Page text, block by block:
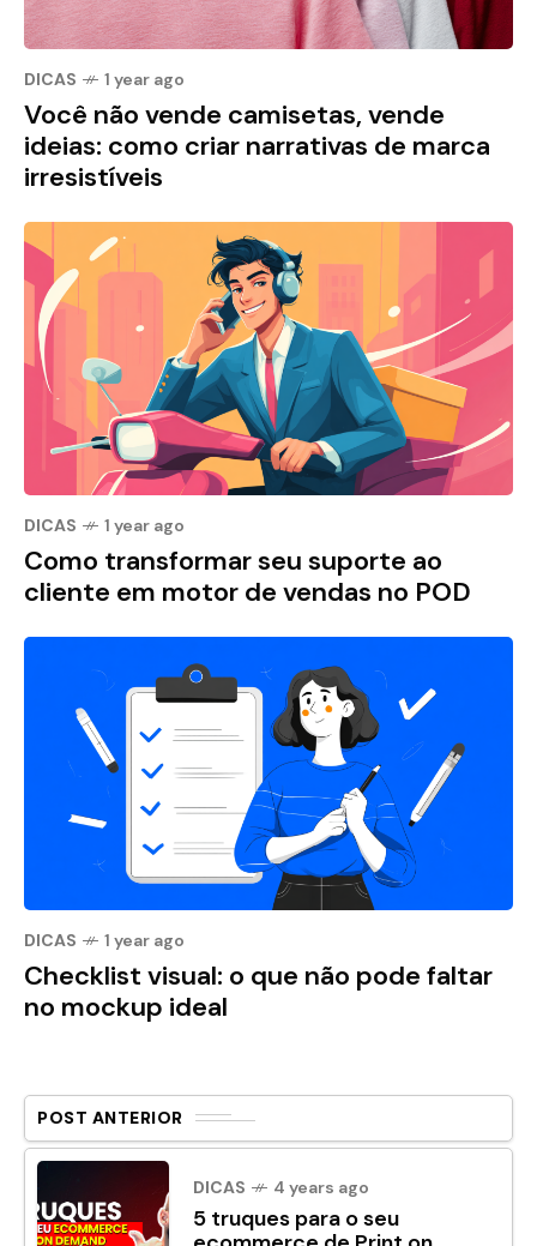
DICAS 1 year ago
Você não vende camisetas, vende
ideias: como criar narrativas de marca
irresistíveis
DICAS 1 year ago
Como transformar seu suporte ao
cliente em motor de vendas no POD
DICAS 1 year ago
Checklist visual: o que não pode faltar
no mockup ideal
POST ANTERIOR
DICAS 4 years ago
5 truques para o seu